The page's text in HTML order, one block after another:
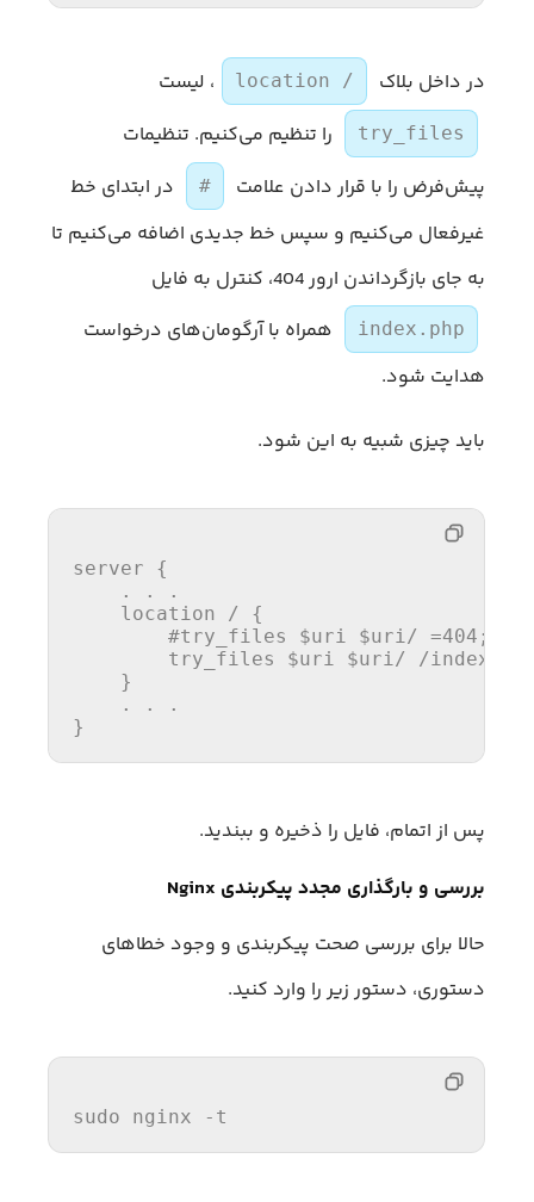
در داخل بلاک location / ، لیست
try_files
را تنظیم می‌کنیم. تنظیمات
پیش‌فرض را با قرار دادن علامت
#
در ابتدای خط
غیرفعال می‌کنیم و سپس خط جدیدی اضافه می‌کنیم تا
به جای بازگرداندن ارور 404، کنترل به فایل
index.php
همراه با آرگومان‌های درخواست
هدایت شود.
باید چیزی شبیه به این شود.
server {
    . . .
    location / {
#try_files $uri $uri/ =404;
        try_files
$uri $uri/ /i
    }
    . . .
}
پس از اتمام، فایل را ذخیره و ببندید.
بررسی و بارگذاری مجدد پیکربندی Nginx
حالا برای بررسی صحت پیکربندی و وجود خطاهای
دستوری، دستور زیر را وارد کنید.
sudo nginx -t